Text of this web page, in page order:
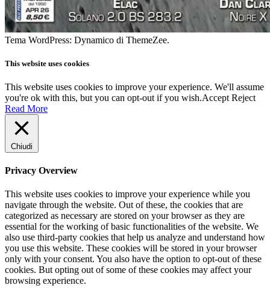
Tema WordPress: Dynamico di ThemeZee.
This website uses cookies
This website uses cookies to improve your experience. We'll assume
you're ok with this, but you can opt-out if you wish.Accept Reject
Read More
Chiudi
Privacy Overview
This website uses cookies to improve your experience while you
navigate through the website. Out of these, the cookies that are
categorized as necessary are stored on your browser as they are
essential for the working of basic functionalities of the website. We
also use third-party cookies that help us analyze and understand how
you use this website. These cookies will be stored in your browser
only with your consent. You also have the option to opt-out of these
cookies. But opting out of some of these cookies may affect your
browsing experience.